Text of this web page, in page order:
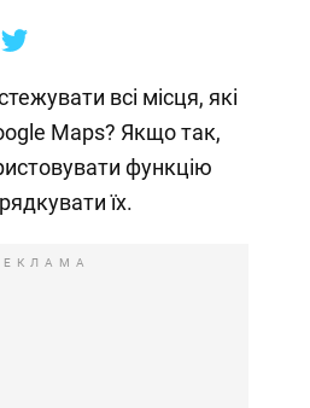
всі місця, які
Maps? Якщо так,
функцію
їх.